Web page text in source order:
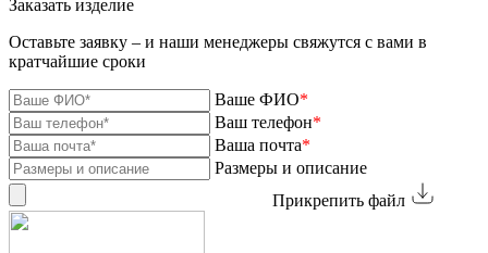
Заказать изделие
Оставьте заявку – и наши менеджеры свяжутся с вами в
кратчайшие сроки
Ваше ФИО*
Ваш телефон*
Ваша почта*
Размеры и описание
Прикрепить файл